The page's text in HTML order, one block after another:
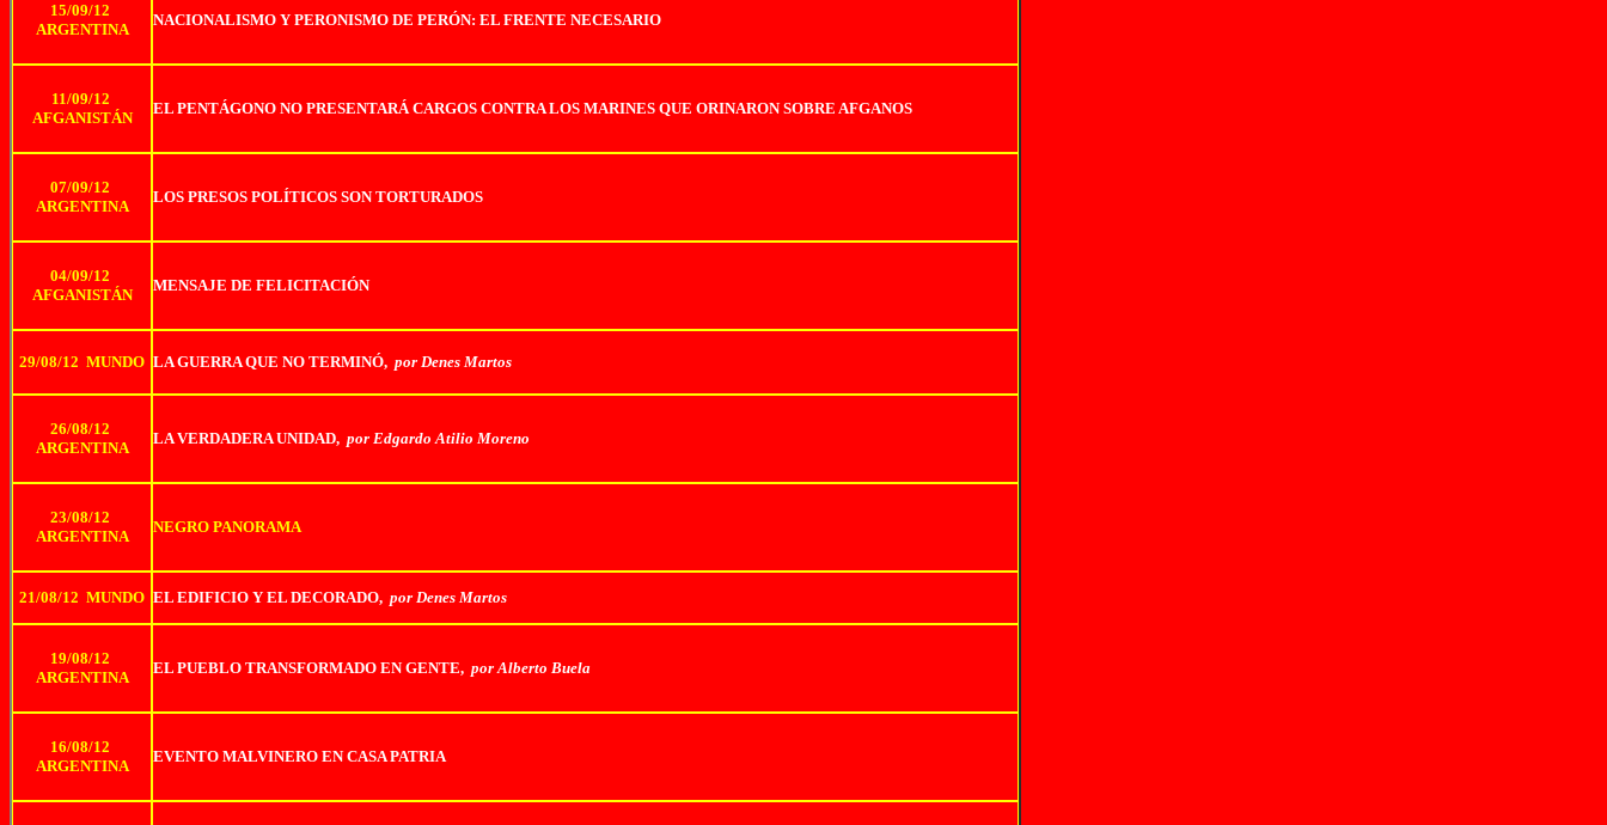
15/09/12
ARGENTINA
NACIONALISMO Y PERONISMO DE PERÓN: EL FRENTE NECESARIO
11/09/12
AFGANISTÁN
EL PENTÁGONO NO PRESENTARÁ CARGOS CONTRA LOS MARINES QUE ORINARON SOBRE AFGANOS
07/09/12
ARGENTINA
LOS PRESOS POLÍTICOS SON TORTURADOS
04/09/12
AFGANISTÁN
MENSAJE DE FELICITACIÓN
29/08/12 MUNDO LA GUERRA QUE NO TERMINÓ, por Denes Martos
26/08/12
ARGENTINA
LA VERDADERA UNIDAD, por Edgardo Atilio Moreno
23/08/12
ARGENTINA
NEGRO PANORAMA
21/08/12 MUNDO EL EDIFICIO Y EL DECORADO, por Denes Martos
19/08/12
ARGENTINA
EL PUEBLO TRANSFORMADO EN GENTE, por Alberto Buela
16/08/12
ARGENTINA
EVENTO MALVINERO EN CASA PATRIA